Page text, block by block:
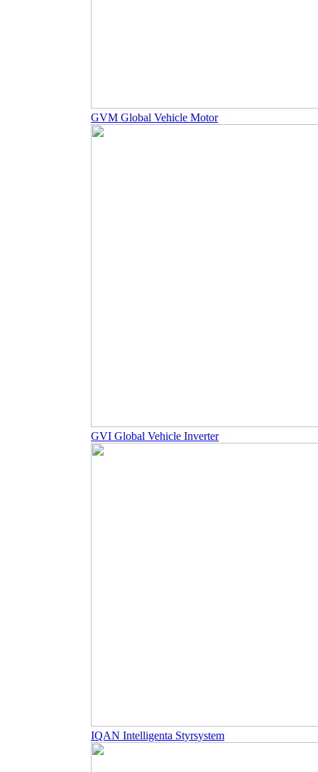
GVM Global Vehicle Motor
GVI Global Vehicle Inverter
IQAN Intelligenta Styrsystem